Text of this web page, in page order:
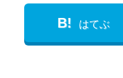
B! はてぶ